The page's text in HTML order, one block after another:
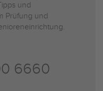
und
Prüfung und
6660